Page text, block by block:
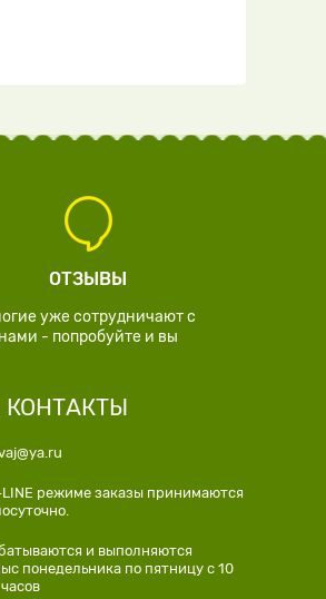
ОТЗЫВЫ
уже сотрудничают с
нами - попробуйте и вы
LINE режиме заказы принимаются
и выполняются
понедельника по пятницу с 10